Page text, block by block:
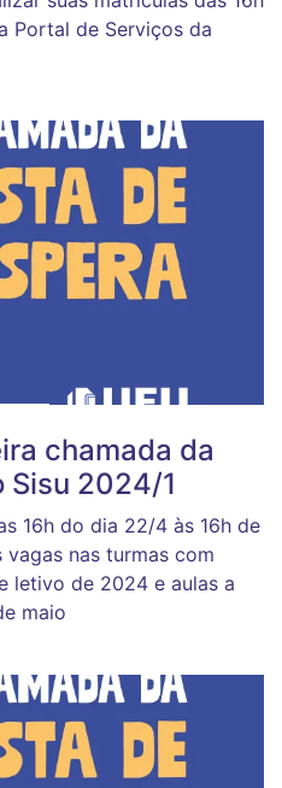
Portal de Serviços da
chamada da
Sisu 2024/1
16h do dia 22/4 às 16h de
nas turmas com
letivo de 2024 e aulas a
maio